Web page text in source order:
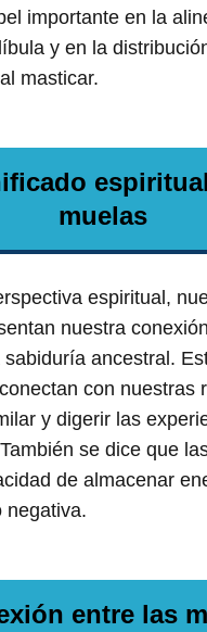
importante en la
y en la
masticar.
muelas
espiritual,
nuestra
ancestral.
con nuestras
y digerir las
se dice que
de almacenar
negativa.
entre las